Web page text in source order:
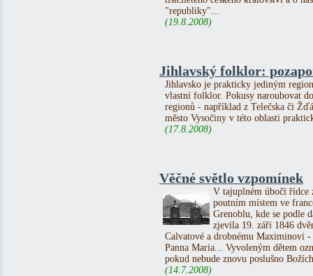
"republiky"...
(19.8.2008)
Jihlavský folklor:
Jihlavsko je prakticky jediným
vlastní folklor. Pokusy naroubovat
regionů - například z Telečska či
město Vysočiny v této oblasti
(17.8.2008)
Věčné světlo vzpomínek
V tajuplném úbočí řídce
poutním místem ve
Grenoblu, kde se podle
zjevila 19. září 1846
Calvatové a drobnému Maximinovi
Panna Maria... Vyvoleným dětem
pokud nebude znovu poslušno
(14.7.2008)